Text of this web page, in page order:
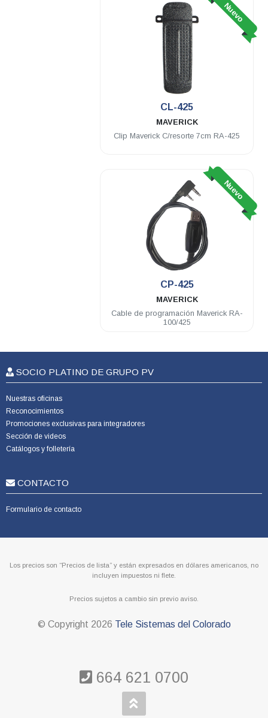
Nuevo
CL-425
MAVERICK
Clip Maverick C/resorte 7cm RA-425
Nuevo
CP-425
MAVERICK
Cable de programación Maverick RA-
100/425
SOCIO PLATINO DE GRUPO PV
Nuestras oficinas
Reconocimientos
Promociones exclusivas para integradores
Sección de videos
Catálogos y folletería
CONTACTO
Formulario de contacto
Los precios son “Precios de lista” y están expresados en dólares americanos, no
incluyen impuestos ni flete.
Precios sujetos a cambio sin previo aviso.
© Copyright 2026 Tele Sistemas del Colorado
664 621 0700